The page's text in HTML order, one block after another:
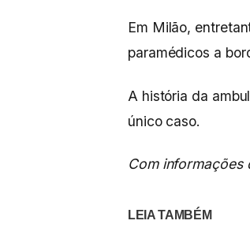
Em Milão,
paramédicos a
A história da
único caso.
Com informações
LEIA TAMBÉM